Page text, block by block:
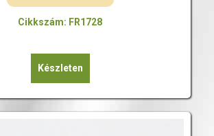
Cikkszám: FR1728
Készleten